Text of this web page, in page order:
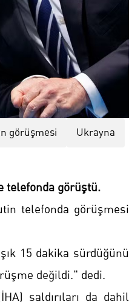
görüşmesi
Ukrayna
telefonda görüştü.
telefonda görüşmesi
15 dakika sürdüğünü
değildi." dedi.
saldırıları da dahil